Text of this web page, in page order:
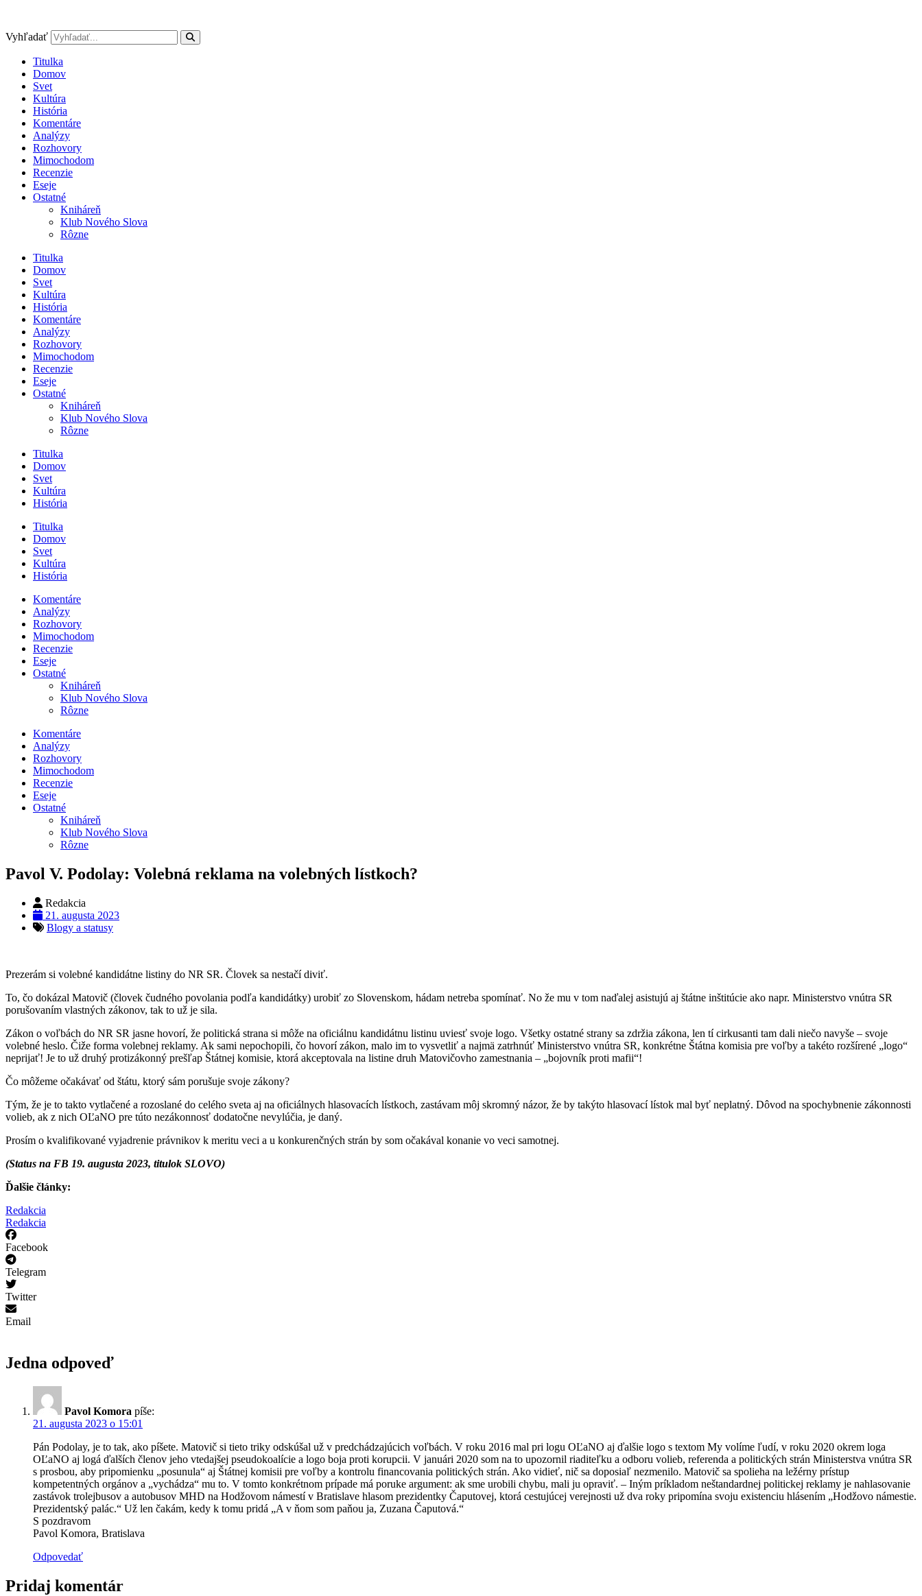
obsah
Vyhľadať
Titulka
Domov
Svet
Kultúra
História
Komentáre
Analýzy
Rozhovory
Mimochodom
Recenzie
Eseje
Ostatné
Kniháreň
Klub Nového Slova
Rôzne
Titulka
Domov
Svet
Kultúra
História
Komentáre
Analýzy
Rozhovory
Mimochodom
Recenzie
Eseje
Ostatné
Kniháreň
Klub Nového Slova
Rôzne
Titulka
Domov
Svet
Kultúra
História
Titulka
Domov
Svet
Kultúra
História
Komentáre
Analýzy
Rozhovory
Mimochodom
Recenzie
Eseje
Ostatné
Kniháreň
Klub Nového Slova
Rôzne
Komentáre
Analýzy
Rozhovory
Mimochodom
Recenzie
Eseje
Ostatné
Kniháreň
Klub Nového Slova
Rôzne
Pavol V. Podolay: Volebná reklama na volebných lístkoch?
Redakcia
21. augusta 2023
Blogy a statusy
Prezerám si volebné kandidátne listiny do NR SR. Človek sa nestačí diviť.
To, čo dokázal Matovič (človek čudného povolania podľa kandidátky) urobiť zo Slovenskom, hádam netreba spomínať. No že mu v tom naďalej asistujú aj štátne inštitúcie ako napr. Ministerstvo vnútra SR
porušovaním vlastných zákonov, tak to už je sila.
Zákon o voľbách do NR SR jasne hovorí, že politická strana si môže na oficiálnu kandidátnu listinu uviesť svoje logo. Všetky ostatné strany sa zdržia zákona, len tí cirkusanti tam dali niečo navyše – svoje
volebné heslo. Čiže forma volebnej reklamy. Ak sami nepochopili, čo hovorí zákon, malo im to vysvetliť a najmä zatrhnúť Ministerstvo vnútra SR, konkrétne Štátna komisia pre voľby a takéto rozšírené „logo“
neprijať! Je to už druhý protizákonný prešľap Štátnej komisie, ktorá akceptovala na listine druh Matovičovho zamestnania – „bojovník proti mafii“!
Čo môžeme očakávať od štátu, ktorý sám porušuje svoje zákony?
Tým, že je to takto vytlačené a rozoslané do celého sveta aj na oficiálnych hlasovacích lístkoch, zastávam môj skromný názor, že by takýto hlasovací lístok mal byť neplatný. Dôvod na spochybnenie zákonnosti
volieb, ak z nich OĽaNO pre túto nezákonnosť dodatočne nevylúčia, je daný.
Prosím o kvalifikované vyjadrenie právnikov k meritu veci a u konkurenčných strán by som očakával konanie vo veci samotnej.
(Status na FB 19. augusta 2023, titulok SLOVO)
Ďalšie články:
Redakcia
Redakcia
Facebook
Telegram
Twitter
Email
Jedna odpoveď
Pavol Komora píše:
21. augusta 2023 o 15:01
Pán Podolay, je to tak, ako píšete. Matovič si tieto triky odskúšal už v predchádzajúcich voľbách. V roku 2016 mal pri logu OĽaNO aj ďalšie logo s textom My volíme ľudí, v roku 2020 okrem loga
OĽaNO aj logá ďalších členov jeho vtedajšej pseudokoalície a logo boja proti korupcii. V januári 2020 som na to upozornil riaditeľku a odboru volieb, referenda a politických strán Ministerstva vnútra SR
s prosbou, aby pripomienku „posunula“ aj Štátnej komisii pre voľby a kontrolu financovania politických strán. Ako vidieť, nič sa doposiaľ nezmenilo. Matovič sa spolieha na ležérny prístup
kompetentných orgánov a „vychádza“ mu to. V tomto konkrétnom prípade má poruke argument: ak sme urobili chybu, mali ju opraviť. – Iným príkladom neštandardnej politickej reklamy je nahlasovanie
zastávok trolejbusov a autobusov MHD na Hodžovom námestí v Bratislave hlasom prezidentky Čaputovej, ktorá cestujúcej verejnosti už dva roky pripomína svoju existenciu hlásením „Hodžovo námestie.
Prezidentský palác.“ Už len čakám, kedy k tomu pridá „A v ňom som paňou ja, Zuzana Čaputová.“
S pozdravom
Pavol Komora, Bratislava
Odpovedať
Pridaj komentár